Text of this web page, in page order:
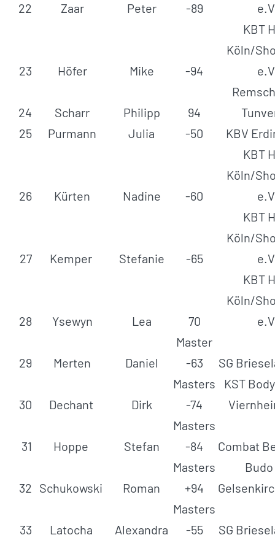
22 Zaar Peter -89
23 Höfer Mike -94
KBT
Köln/
24 Scharr Philipp 94
25
Purmann Julia -50 KBV
26 Kürten Nadine -60
KBT
Köln/
27 Kemper Stefanie -65
KBT
Köln/
28 Ysewyn Lea 70
KBT
Köln/
29 Merten Daniel
Master
-63
SG
30 Dechant Dirk
Masters
-74
KST
31 Hoppe Stefan
Masters
-84
Combat
32 Schukowski Roman
Masters
+94
33 Latocha Alexandra
Masters
-55
SG